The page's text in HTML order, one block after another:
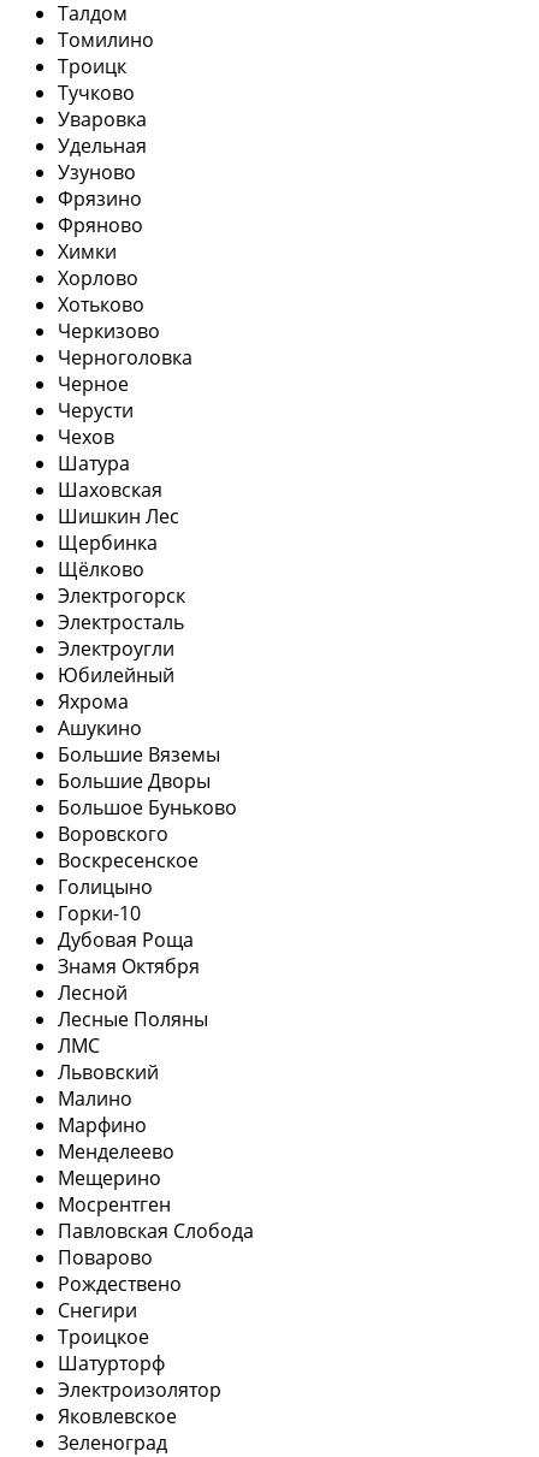
Талдом
Томилино
Троицк
Тучково
Уваровка
Удельная
Узуново
Фрязино
Фряново
Химки
Хорлово
Хотьково
Черкизово
Черноголовка
Черное
Черусти
Чехов
Шатура
Шаховская
Шишкин Лес
Щербинка
Щёлково
Электрогорск
Электросталь
Электроугли
Юбилейный
Яхрома
Ашукино
Большие Вяземы
Большие Дворы
Большое Буньково
Воровского
Воскресенское
Голицыно
Горки-10
Дубовая Роща
Знамя Октября
Лесной
Лесные Поляны
ЛМС
Львовский
Малино
Марфино
Менделеево
Мещерино
Мосрентген
Павловская Слобода
Поварово
Рождествено
Снегири
Троицкое
Шатурторф
Электроизолятор
Яковлевское
Зеленоград